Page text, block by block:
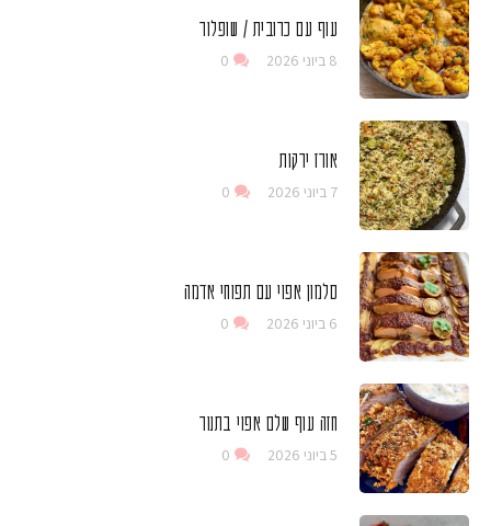
עוף עם כרובית / שופלור
8 ביוני 2026 0
אורז ירקות
7 ביוני 2026 0
סלמון אפוי עם תפוחי אדמה
6 ביוני 2026 0
חזה עוף שלם אפוי בתנור
5 ביוני 2026 0